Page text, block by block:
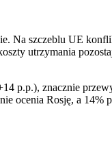
Na szczeblu UE
utrzymania
p.p.), znacznie
ocenia Rosję, a